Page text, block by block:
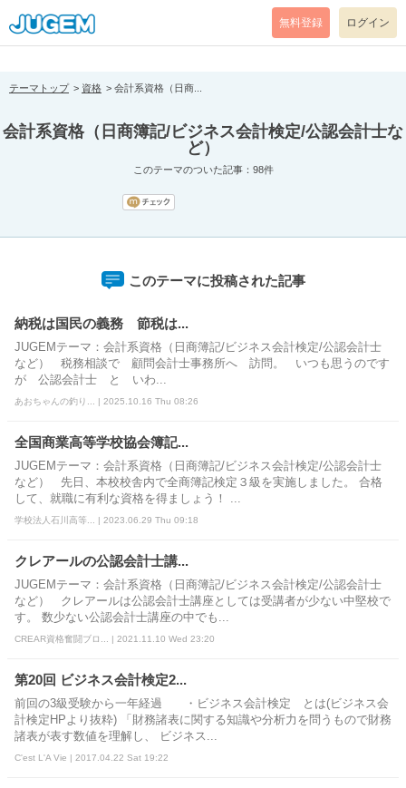
[pear_error: message="Success" code=0 mode=return level=notice
prefix="" info=""]
無料登録 ログイン
テーマトップ 資格 会計系資格（日商...
会計系資格（日商簿記/ビジネス会計検定/公認会計士な
ど）
このテーマのついた記事：98件
このテーマに投稿された記事
納税は国民の義務 節税は...
JUGEMテーマ：会計系資格（日商簿記/ビジネス会計検定/公認会計士
など） 税務相談で 顧問会計士事務所へ 訪問。 いつも思うのです
が 公認会計士 と いわ...
あおちゃんの釣り... | 2025.10.16 Thu 08:26
全国商業高等学校協会簿記...
JUGEMテーマ：会計系資格（日商簿記/ビジネス会計検定/公認会計士
など） 先日、本校校舎内で全商簿記検定３級を実施しました。 合格
して、就職に有利な資格を得ましょう！ ...
学校法人石川高等... | 2023.06.29 Thu 09:18
クレアールの公認会計士講...
JUGEMテーマ：会計系資格（日商簿記/ビジネス会計検定/公認会計士
など） クレアールは公認会計士講座としては受講者が少ない中堅校で
す。 数少ない公認会計士講座の中でも...
CREAR資格奮闘ブロ... | 2021.11.10 Wed 23:20
第20回 ビジネス会計検定2...
前回の3級受験から一年経過 ・ビジネス会計検定 とは(ビジネス会
計検定HPより抜粋) 「財務諸表に関する知識や分析力を問うもので財務
諸表が表す数値を理解し、 ビジネス...
C'est L'A Vie | 2017.04.22 Sat 19:22